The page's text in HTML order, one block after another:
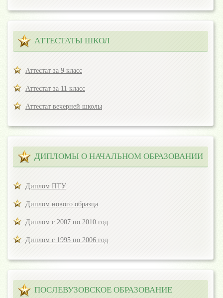
АТТЕСТАТЫ ШКОЛ
Аттестат за 9 класс
Аттестат за 11 класс
Аттестат вечерней школы
ДИПЛОМЫ О НАЧАЛЬНОМ ОБРАЗОВАНИИ
Диплом ПТУ
Диплом нового образца
Диплом с 2007 по 2010 год
Диплом с 1995 по 2006 год
ПОСЛЕВУЗОВСКОЕ ОБРАЗОВАНИЕ